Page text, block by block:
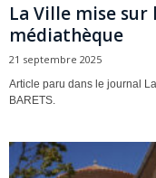
La Ville mise
médiathèque
21 septembre 2025
Article paru dans le journal
BARETS.